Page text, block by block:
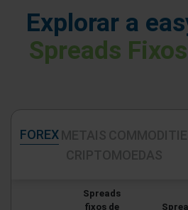
Explorar a
Spreads
FOREX
Spreads
fixos de